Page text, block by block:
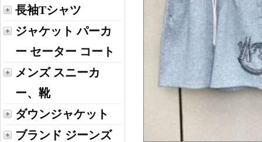
長袖Tシャツ
ジャケット パーカ
ー セーター コート
メンズ スニーカ
ー、靴
ダウンジャケット
ブランド ジーンズ